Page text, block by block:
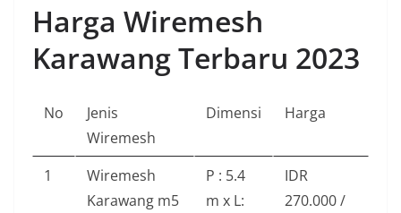
Harga Wiremesh
Karawang Terbaru 2023
No
Jenis
Wiremesh
Dimensi Harga
1
Wiremesh
Karawang m5
P : 5.4
m x L:
IDR
270.000 /